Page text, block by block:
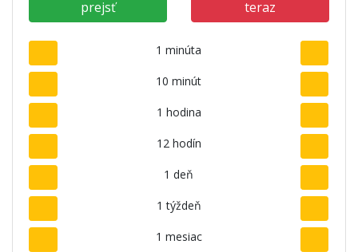
prejsť teraz
1 minúta
10 minút
1 hodina
12 hodín
1 deň
1 týždeň
1 mesiac